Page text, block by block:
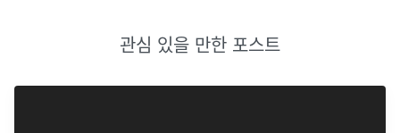
관심 있을 만한 포스트